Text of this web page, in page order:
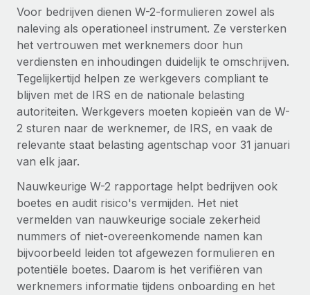
Apparaatbeheer
Lever en track wereldwijd IT-middelen
Entiteiten oprichten
Stel snel compliant entiteiten op
Mobiliteit en overplaatsing
Plaats werknemers moeiteloos over
Secundaire arbeidsvoorwaarden
Eenvoudig secundaire arbeidsvoorwaarden
Global Payroll
EOR en PEO
Contractor Management
Belastingen
Naar de blog
Productupdates van Remote: Gusto- en Xero-
integraties en Contractor Management Plus
Het blijft de missie van Remote om alle soorten bedrijven
te helpen bij het aannemen, beheren en...
Meer informatie
Voor bedrijven dienen W-2-formulieren zowel als
naleving als operationeel instrument. Ze versterken
het vertrouwen met werknemers door hun
verdiensten en inhoudingen duidelijk te omschrijven.
Tegelijkertijd helpen ze werkgevers compliant te
blijven met de IRS en de nationale belasting
autoriteiten. Werkgevers moeten kopieën van de W-
2 sturen naar de werknemer, de IRS, en vaak de
relevante staat belasting agentschap voor 31 januari
van elk jaar.
Nauwkeurige W-2 rapportage helpt bedrijven ook
boetes en audit risico's vermijden. Het niet
vermelden van nauwkeurige sociale zekerheid
nummers of niet-overeenkomende namen kan
bijvoorbeeld leiden tot afgewezen formulieren en
potentiële boetes. Daarom is het verifiëren van
werknemers informatie tijdens onboarding en het